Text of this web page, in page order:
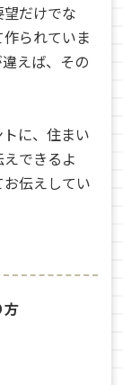
だけでな
られていま
えば、その
に、住まい
できるよ
伝えしてい
方